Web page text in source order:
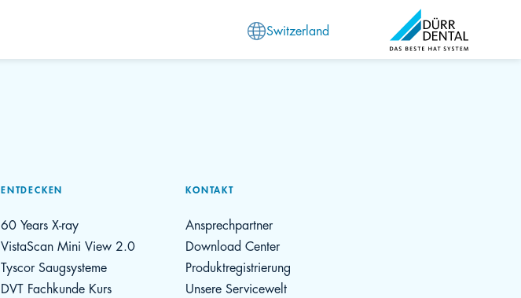
Switzerland
ENTDECKEN
60 Years X-ray
VistaScan Mini View 2.0
Tyscor Saugsysteme
DVT Fachkunde Kurs
KONTAKT
Ansprechpartner
Download Center
Produktregistrierung
Unsere Servicewelt